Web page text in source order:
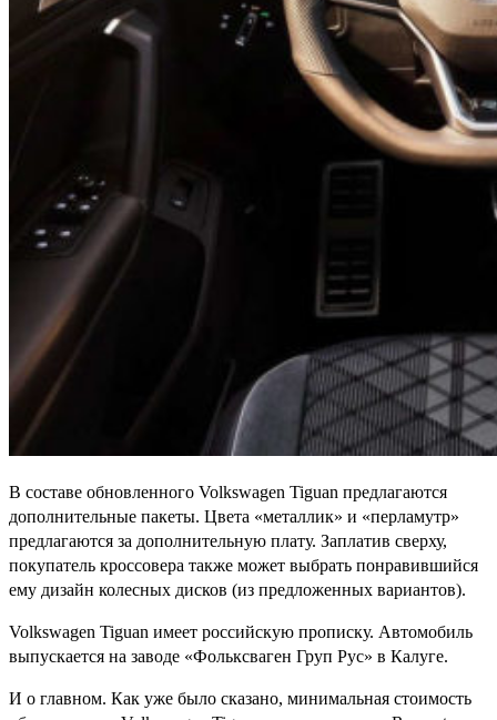
В составе обновленного Volkswagen Tiguan предлагаются
дополнительные пакеты. Цвета «металлик» и «перламутр»
предлагаются за дополнительную плату. Заплатив сверху,
покупатель кроссовера также может выбрать понравившийся
ему дизайн колесных дисков (из предложенных вариантов).
Volkswagen Tiguan имеет российскую прописку. Автомобиль
выпускается на заводе «Фольксваген Груп Рус» в Калуге.
И о главном. Как уже было сказано, минимальная стоимость